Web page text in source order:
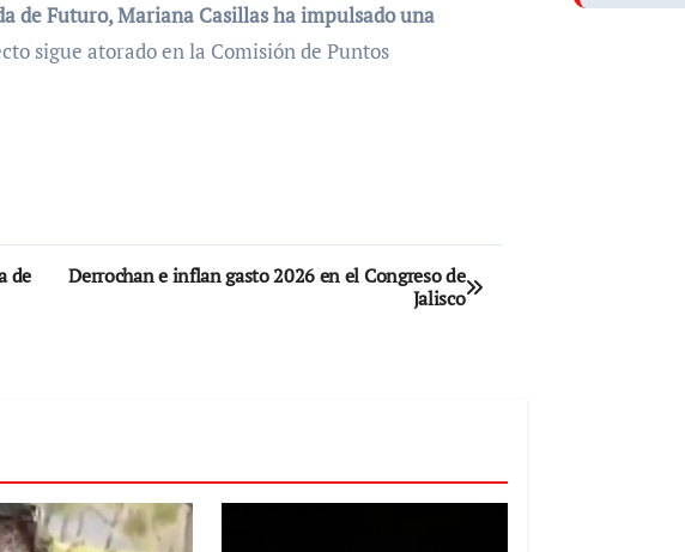
de Futuro, Mariana Casillas ha impulsado una
sigue atorado en la Comisión de Puntos
de
Derrochan e inflan gasto 2026 en el Congreso de
Jalisco